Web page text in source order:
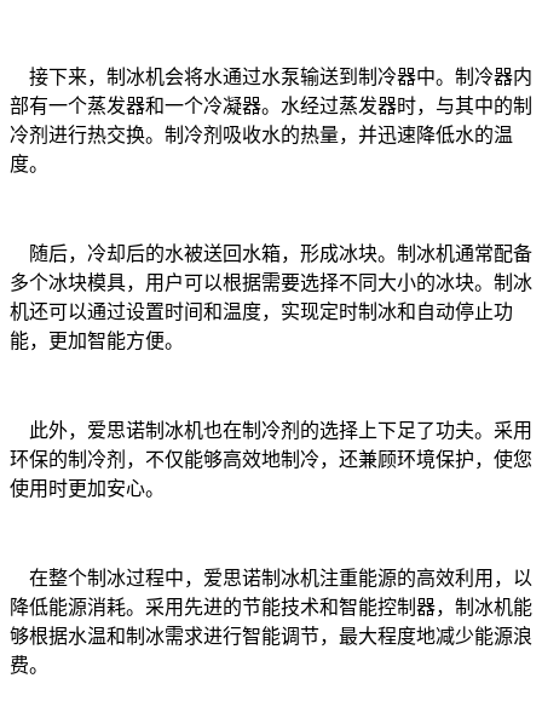
接下来，制冰机会将水通过水泵输送到制冷器中。制冷器内
部有一个蒸发器和一个冷凝器。水经过蒸发器时，与其中的制
冷剂进行热交换。制冷剂吸收水的热量，并迅速降低水的温
度。
随后，冷却后的水被送回水箱，形成冰块。制冰机通常配备
多个冰块模具，用户可以根据需要选择不同大小的冰块。制冰
机还可以通过设置时间和温度，实现定时制冰和自动停止功
能，更加智能方便。
此外，爱思诺制冰机也在制冷剂的选择上下足了功夫。采用
环保的制冷剂，不仅能够高效地制冷，还兼顾环境保护，使您
使用时更加安心。
在整个制冰过程中，爱思诺制冰机注重能源的高效利用，以
降低能源消耗。采用先进的节能技术和智能控制器，制冰机能
够根据水温和制冰需求进行智能调节，最大程度地减少能源浪
费。